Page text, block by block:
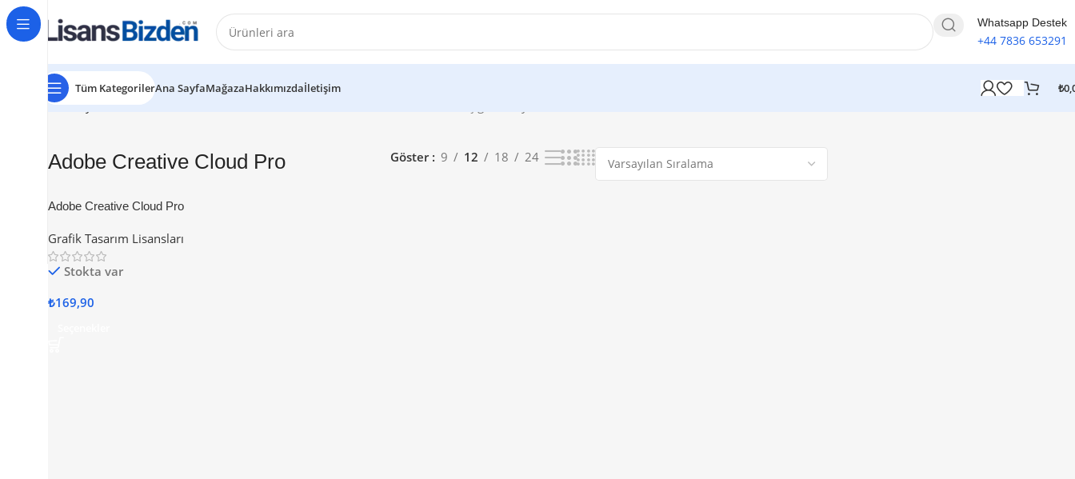
Whatsapp Destek
+44 7836 653291
Tüm KategorilerAna SayfaMağazaHakkımızdaİletişim ₺
Ana Sayfa Ürünler “Adobe Creative Cloud Pro” olarak etiketlendi
Adobe Creative Cloud Pro Göster 9 12 18 24
Adobe Creative Cloud Pro
Grafik Tasarım Lisansları
Stokta var
₺169,90